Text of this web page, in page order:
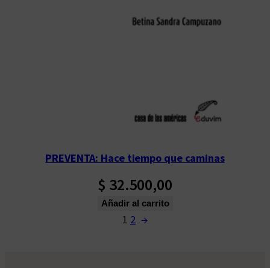
PREVENTA: Hace tiempo que caminas
$ 32.500,00
Añadir al carrito
1 2 →